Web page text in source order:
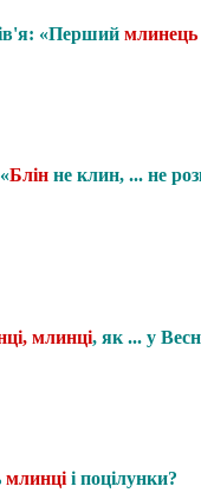
«Перший млинець
Блін не клин, ... не
млинці, як ... у
млинці і поцілунки?